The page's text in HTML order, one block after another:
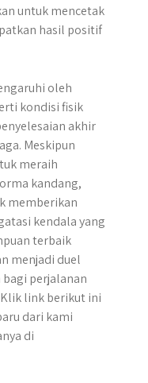
untuk mencetak
hasil positif
oleh
kondisi fisik
akhir
Meskipun
meraih
kandang,
memberikan
kendala yang
terbaik
menjadi duel
perjalanan
link berikut ini
dari kami
di